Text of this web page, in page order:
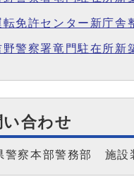
転免許センター新庁舎
野警察署竜門駐在所新
い合わせ
警察本部警務部 施